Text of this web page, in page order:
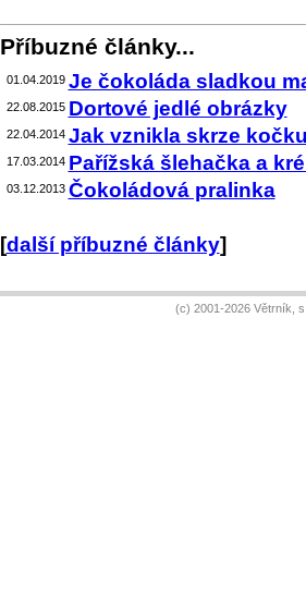
Příbuzné články...
01.04.2019 Je čokoláda sladkou
22.08.2015 Dortové jedlé obrázky
22.04.2014 Jak vznikla skrze
17.03.2014 Pařížská šlehačka a
03.12.2013 Čokoládová pralinka
[další příbuzné články]
(c) 2001-2026 Větrník,